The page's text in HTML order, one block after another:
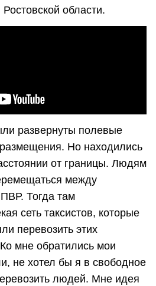
области.
развернуты полевые
Но находились
от границы. Людям
между
Тогда там
сеть таксистов, которые
перевозить этих
мне обратились мои
не хотел бы я в свободное
людей. Мне идея